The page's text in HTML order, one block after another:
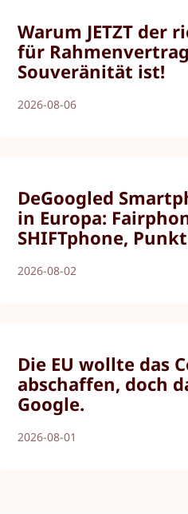
Warum JETZT der
für
Souveränität ist!
2026-08-06
DeGoogled
in Europa:
SHIFTphone,
2026-08-02
Die EU wollte das
abschaffen, doch
Google.
2026-08-01